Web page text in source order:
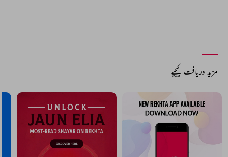
مزید دریافت کیجیے